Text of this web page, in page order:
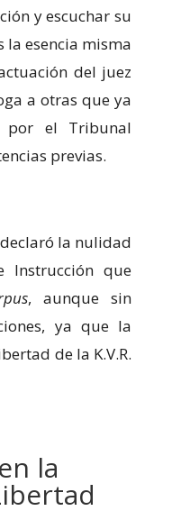
y escuchar su
la esencia misma
del juez
a otras que ya
por el Tribunal
previas.
la nulidad
Instrucción que
, aunque sin
ya que la
de la K.V.R.
la